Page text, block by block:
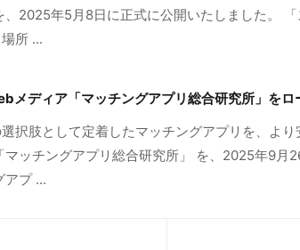
、2025年5月8日に正式に公開いたしました。
所 ...
ディア「マッチングアプリ総合研究所」をロ
択肢として定着したマッチングアプリを、よ
マッチングアプリ総合研究所」 を、2025年9月
アプ ...